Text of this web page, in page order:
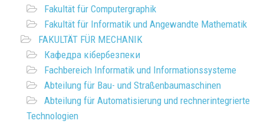
Fakultät für Computergraphik
Fakultät für Informatik und Angewandte Mathematik
FAKULTÄT FÜR MECHANIK
Кафедра кібербезпеки
Fachbereich Informatik und Informationssysteme
Abteilung für Bau- und Straßenbaumaschinen
Abteilung für Automatisierung und rechnerintegrierte
Technologien